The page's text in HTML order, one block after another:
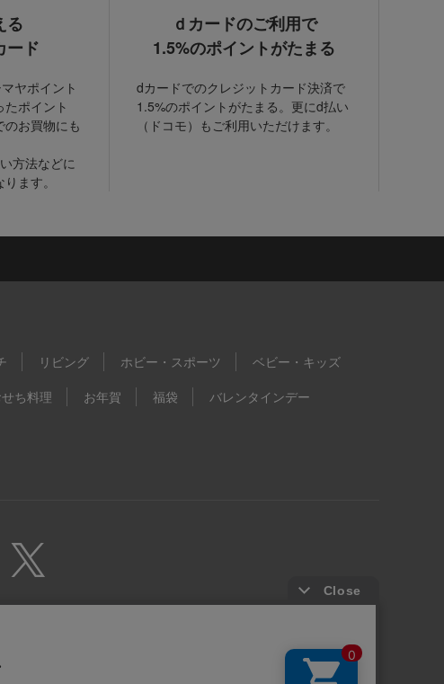
る
ード
ヤポイント
ポイント
お買物にも
方法などに
ます。
ｄカードのご利用で
1.5%のポイントがたまる
dカードでのクレジットカード決済で
1.5%のポイントがたまる。更にd払い
（ドコモ）もご利用いただけます。
リビング ホビー・スポーツ ベビー・キッズ
せち料理 お年賀 福袋
バレンタインデー